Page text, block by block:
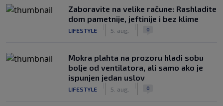
Zaboravite na velike račune: Rashladite
dom pametnije, jeftinije i bez klime
LIFESTYLE 5. aug. 0
Mokra plahta na prozoru hladi sobu
bolje od ventilatora, ali samo ako je
ispunjen jedan uslov
LIFESTYLE 5. aug. 0